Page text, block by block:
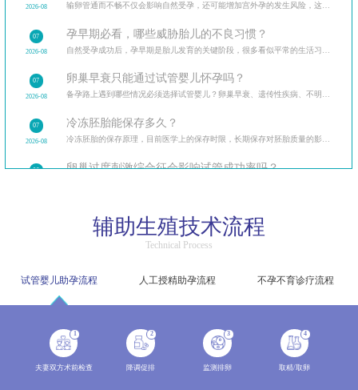
2026-08
07
2026-08
孕早期必看，哪些威胁胎儿的不良习惯？
07
2026-08
卵巢早衰只能通过试管婴儿怀孕吗？
备孕路上遇到哪些情况必须选择试管婴儿？卵巢早衰、遗传性疾病、不明原因不孕等多种临床场景，试管婴
07
2026-08
冷冻胚胎能保存多久？
冷冻胚胎的保存原理，目前医学上的保存时限，长期保存对胚胎质量的影响，保存期限与解冻成功率的关系。
06 卵巢过度刺激综合征会影响试管成功率吗？
精子洗涤过程中会损伤精子吗？
2026-08
06 人工授精和试管婴儿哪个成功率更高？
2026-08
冻胚做第三代试管婴儿PGT，效果会比新鲜囊胚差吗？
辅助生殖技术流程
Technical Process
试管婴儿助孕流程 人工授精助孕流程 不孕不育诊疗流程
1
夫妻双方术前检查
2
降调促排
3
监测排卵
4
取精/取卵